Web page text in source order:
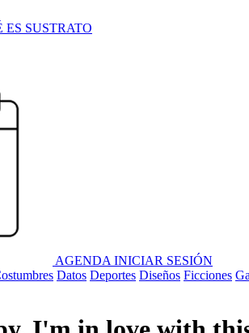
ES SUSTRATO
AGENDA INICIAR SESIÓN
Datos Deportes Diseños Ficciones